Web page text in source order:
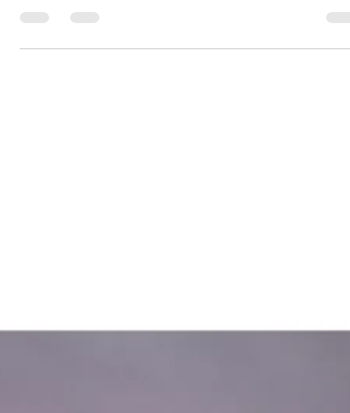
由は 更新のしやすさかな。 私はほぼ 毎